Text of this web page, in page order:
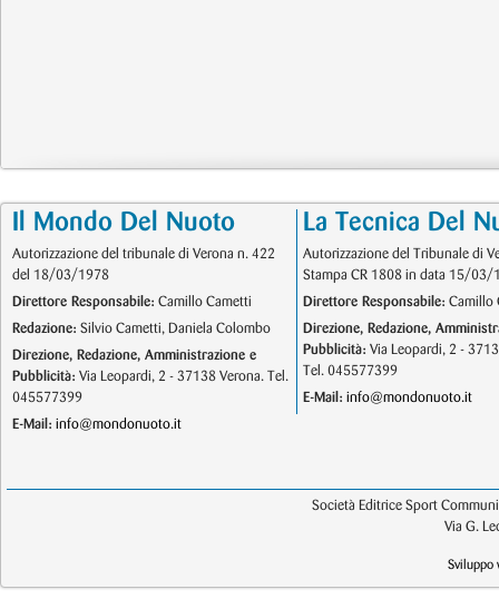
Il Mondo Del Nuoto
Autorizzazione del tribunale di Verona n. 422
del 18/03/1978
Direttore Responsabile: Camillo Cametti
Redazione: Silvio Cametti, Daniela Colombo
Direzione, Redazione, Amministrazione e
Pubblicità: Via Leopardi, 2 - 37138 Verona. Tel.
045577399
E-Mail: info@mondonuoto.it
La Tecnica Del
Autorizzazione del Tribunale di
Stampa CR 1808 in data 15/03/
Direttore Responsabile: Camillo
Direzione, Redazione,
Pubblicità: Via Leopardi, 2 -
Tel. 045577399
E-Mail: info@mondonuoto.it
Società Editrice Sport
Via G.
Sviluppo